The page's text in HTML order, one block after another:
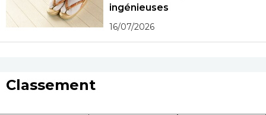
ingénieuses
16/07/2026
Classement